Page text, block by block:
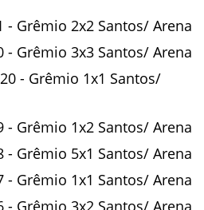
- Grêmio 2x2 Santos/ Arena
- Grêmio 3x3 Santos/ Arena
- Grêmio 1x1 Santos/
- Grêmio 1x2 Santos/ Arena
- Grêmio 5x1 Santos/ Arena
- Grêmio 1x1 Santos/ Arena
- Grêmio 3x2 Santos/ Arena